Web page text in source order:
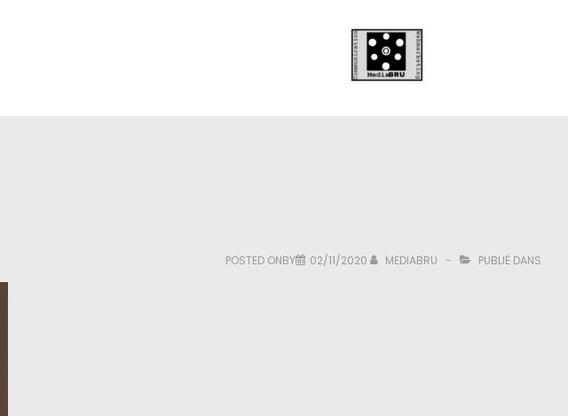
POSTED ONBY 02/11/2020 MEDIABRU PUBLIÉ DANS